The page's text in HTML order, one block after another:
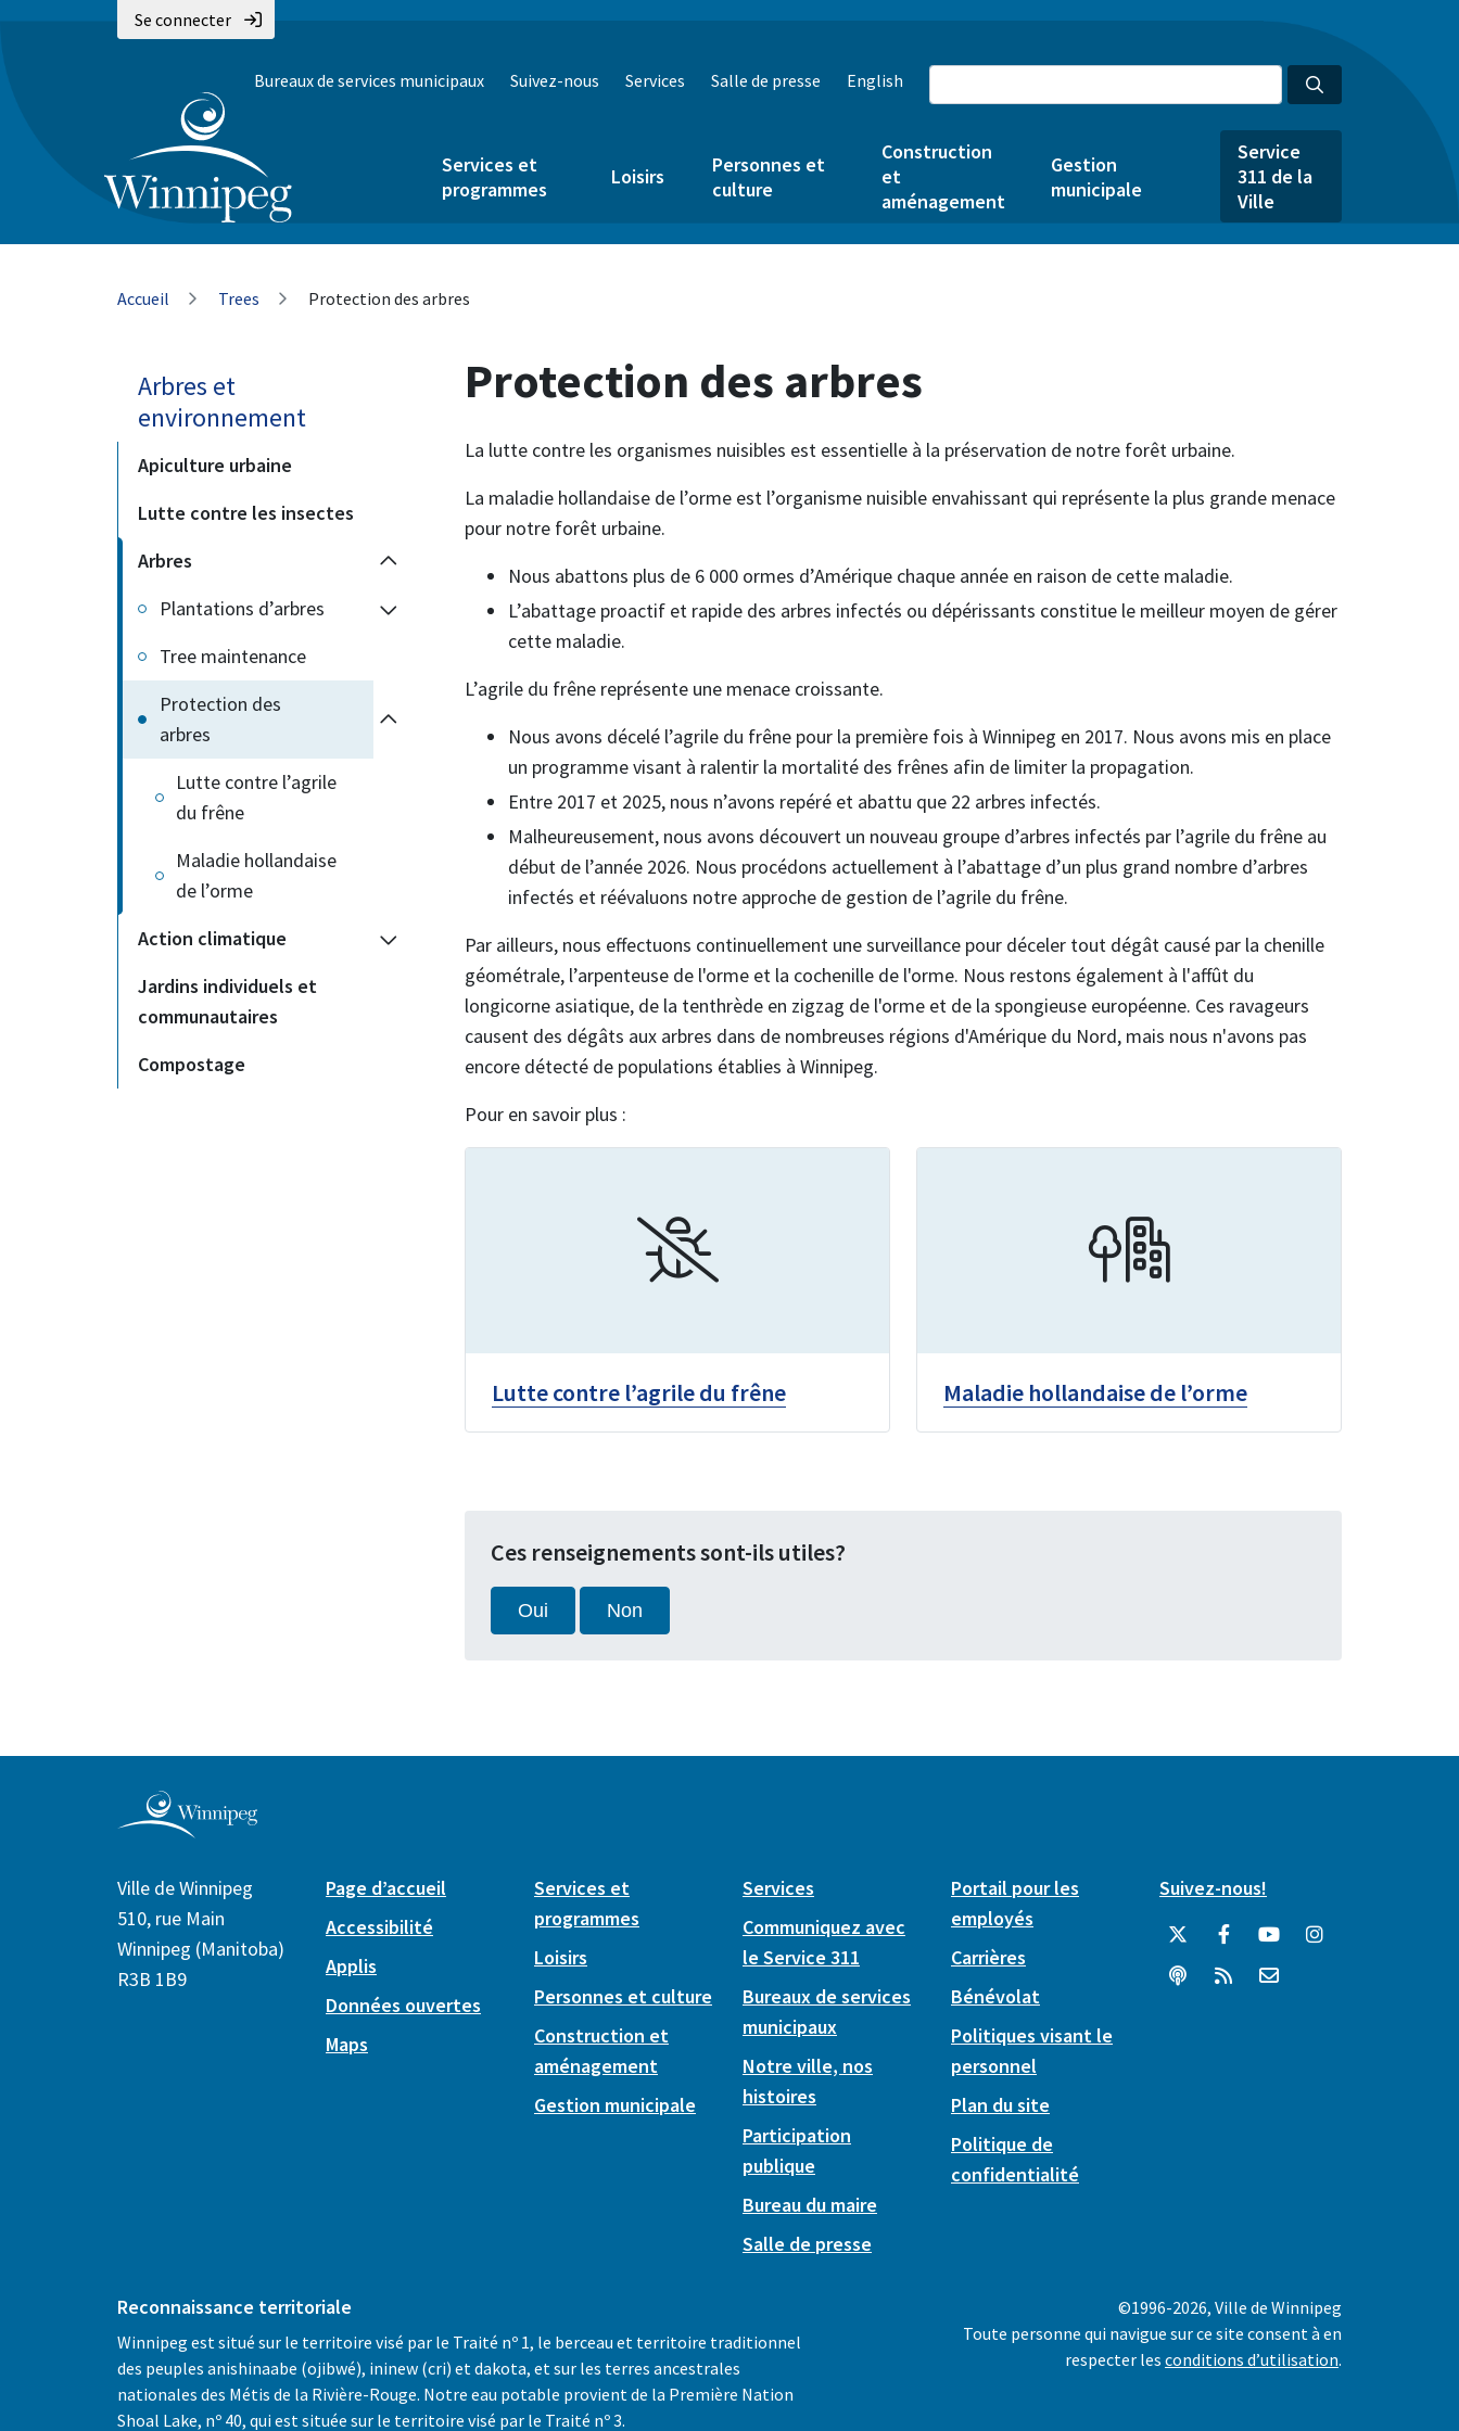
Se connecter
Bureaux de services municipaux Suivez-nous Services Salle de presse English
Services et
programmes
Loisirs
Personnes et
culture
Construction
et
aménagement
Gestion
municipale
Service
311 de la
Ville
Fil
Accueil Trees Protection des arbres
Arbres et
environnement
Apiculture urbaine
Lutte contre les insectes
Arbres
Plantations d’arbres
Tree maintenance
Protection des
arbres
Lutte contre l’agrile
du frêne
Maladie hollandaise
de l’orme
Action climatique
Jardins individuels et
communautaires
Compostage
Protection des arbres
La lutte contre les organismes nuisibles est essentielle à la préservation de notre forêt urbaine.
La maladie hollandaise de l’orme est l’organisme nuisible envahissant qui représente la plus grande menace
pour notre forêt urbaine.
Nous abattons plus de 6 000 ormes d’Amérique chaque année en raison de cette maladie.
L’abattage proactif et rapide des arbres infectés ou dépérissants constitue le meilleur moyen de gérer
cette maladie.
L’agrile du frêne représente une menace croissante.
Nous avons décelé l’agrile du frêne pour la première fois à Winnipeg en 2017. Nous avons mis en place
un programme visant à ralentir la mortalité des frênes afin de limiter la propagation.
Entre 2017 et 2025, nous n’avons repéré et abattu que 22 arbres infectés.
Malheureusement, nous avons découvert un nouveau groupe d’arbres infectés par l’agrile du frêne au
début de l’année 2026. Nous procédons actuellement à l’abattage d’un plus grand nombre d’arbres
infectés et réévaluons notre approche de gestion de l’agrile du frêne.
Par ailleurs, nous effectuons continuellement une surveillance pour déceler tout dégât causé par la chenille
géométrale, l’arpenteuse de l'orme et la cochenille de l'orme. Nous restons également à l'affût du
longicorne asiatique, de la tenthrède en zigzag de l'orme et de la spongieuse européenne. Ces ravageurs
causent des dégâts aux arbres dans de nombreuses régions d'Amérique du Nord, mais nous n'avons pas
encore détecté de populations établies à Winnipeg.
Pour en savoir plus :
Lutte contre l’agrile du frêne Maladie hollandaise de l’orme
Ces renseignements sont-ils utiles?
Oui Non
Ville de Winnipeg
510, rue Main
Winnipeg (Manitoba)
R3B 1B9
Page d’accueil
Accessibilité
Applis
Données ouvertes
Maps
Services et
programmes
Loisirs
Personnes et culture
Construction et
aménagement
Gestion municipale
Services
Communiquez avec
le Service 311
Bureaux de services
municipaux
Notre ville, nos
histoires
Participation
publique
Bureau du maire
Salle de presse
Portail pour les
employés
Carrières
Bénévolat
Politiques visant le
personnel
Plan du site
Politique de
confidentialité
Suivez-nous!
Reconnaissance territoriale
Winnipeg est situé sur le territoire visé par le Traité nº 1, le berceau et territoire traditionnel
des peuples anishinaabe (ojibwé), ininew (cri) et dakota, et sur les terres ancestrales
nationales des Métis de la Rivière-Rouge. Notre eau potable provient de la Première Nation
Shoal Lake, nº 40, qui est située sur le territoire visé par le Traité nº 3.
©1996-2026, Ville de Winnipeg
Toute personne qui navigue sur ce site consent à en
respecter les conditions d’utilisation.